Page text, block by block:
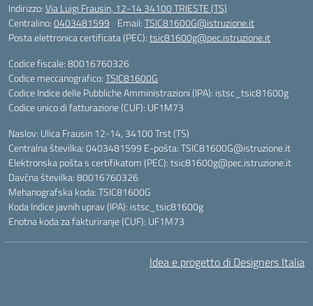
Indirizzo:Via Luigi Frausin, 12-14 34100 TRIESTE (TS)
Centralino:0403481599 Email:TSIC81600G@istruzione.it
Posta elettronica certificata (PEC):tsic81600g@pec.istruzione.it
Codice fiscale: 80016760326
Codice meccanografico:TSIC81600G
Codice Indice delle Pubbliche Amministrazioni (IPA): istsc_tsic81600g
Codice unico di fatturazione (CUF): UF1M73
Naslov: Ulica Frausin 12-14, 34100 Trst (TS)
Centralna številka: 0403481599 E-pošta: TSIC81600G@istruzione.it
Elektronska pošta s certifikatom (PEC): tsic81600g@pec.istruzione.it
Davčna številka: 80016760326
Mehanografska koda: TSIC81600G
Koda Indice javnih uprav (IPA): istsc_tsic81600g
Enotna koda za fakturiranje (CUF): UF1M73
Idea e progetto di Designers Italia